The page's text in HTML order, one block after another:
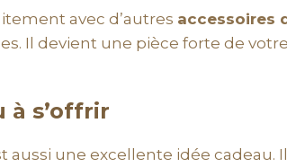
avec d’autres accessoires
Il devient une pièce forte de
à s’offrir
aussi une excellente idée cadeau.